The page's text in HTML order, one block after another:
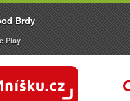
Brdy
Play